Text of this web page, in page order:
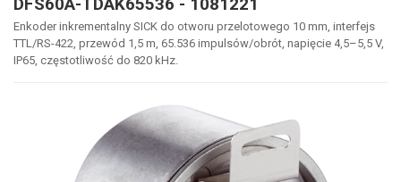
Enkoder inkrementalny SICK do otworu przelotowego 10 mm, interfejs
TTL/RS-422, przewód 1,5 m, 65.536 impulsów/obrót, napięcie 4,5–5,5 V,
IP65, częstotliwość do 820 kHz.